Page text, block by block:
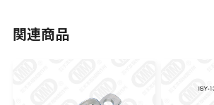
関連商品